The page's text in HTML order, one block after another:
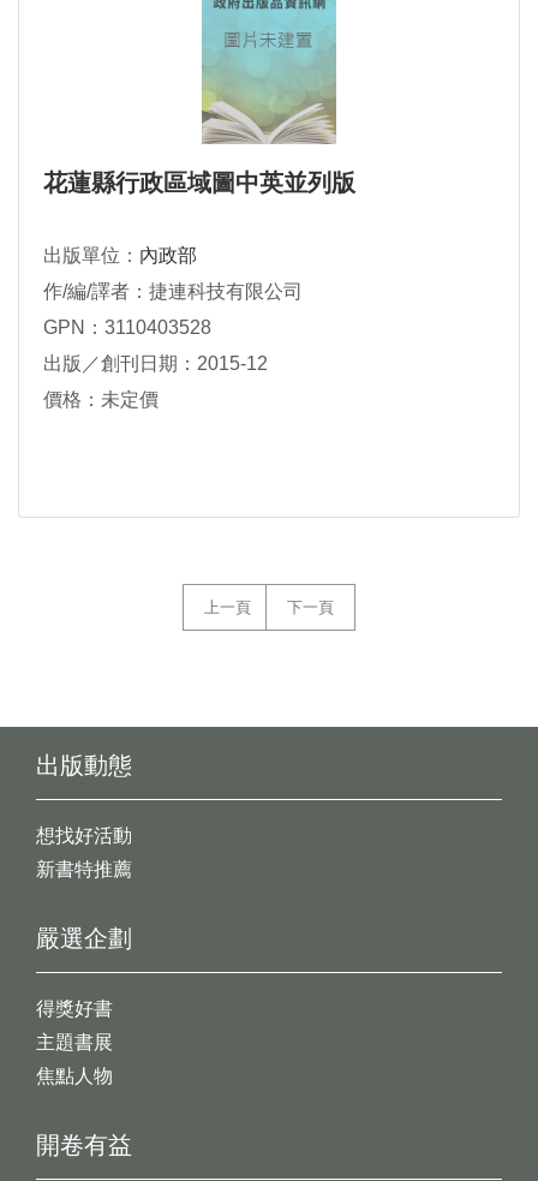
花蓮縣行政區域圖中英並列版
出版單位： 內政部
作/編/譯者：捷連科技有限公司
GPN：3110403528
出版／創刊日期：2015-12
價格：未定價
上一頁 下一頁
出版動態
想找好活動
新書特推薦
開卷有益
嚴選企劃
得獎好書
主題書展
焦點人物